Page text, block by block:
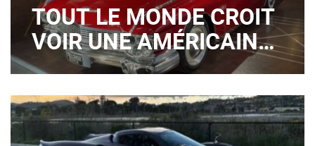
TOUT LE MONDE CROIT
VOIR UNE AMÉRICAINE
DES ANNÉES 50… MAIS
ELLE EST CHINOISE ET
HYBRIDE